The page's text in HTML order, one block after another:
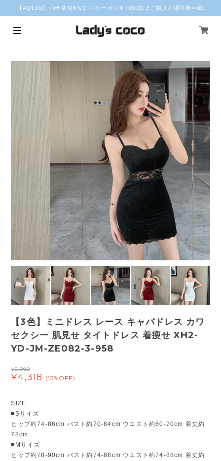
【AQL9U】👈全店舗8％OFFクーポン￥7980以上ご購入利用可能<<💌
【3色】ミニドレス レース キャバドレス カワ
セクシー 肌見せ タイトドレス 着痩せ XH2-
YD-JM-ZE082-3-958
¥5,080
¥4,318 (15%OFF)
SIZE
■Sサイズ
ヒップ約74-86cm バスト約70-84cm ウエスト約60-70cm 着丈約
78cm
■Mサイズ
ヒップ約78-90cm バスト約74-88cm ウエスト約74-88cm 着丈約